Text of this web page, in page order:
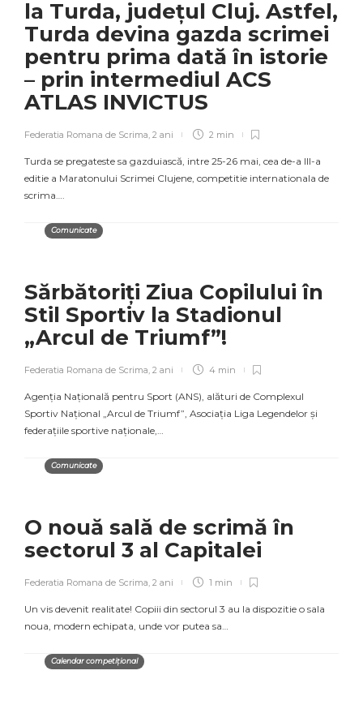
la Turda, județul Cluj. Astfel,
Turda devina gazda scrimei
pentru prima dată în istorie
– prin intermediul ACS
ATLAS INVICTUS
Federatia Romana de Scrima, 2 ani 2 min
Turda se pregateste sa gazduiască, intre 25-26 mai, cea de-a III-a
editie a Maratonului Scrimei Clujene, competitie internationala de
scrima….
Comunicate
Sărbătoriți Ziua Copilului în
Stil Sportiv la Stadionul
„Arcul de Triumf”!
Federatia Romana de Scrima, 2 ani 4 min
Agenția Națională pentru Sport (ANS), alături de Complexul
Sportiv Național „Arcul de Triumf”, Asociația Liga Legendelor și
federațiile sportive naționale,…
Comunicate
O nouă sală de scrimă în
sectorul 3 al Capitalei
Federatia Romana de Scrima, 2 ani 1 min
Un vis devenit realitate! Copiii din sectorul 3 au la dispozitie o sala
noua, modern echipata, unde vor putea sa…
Calendar competițional